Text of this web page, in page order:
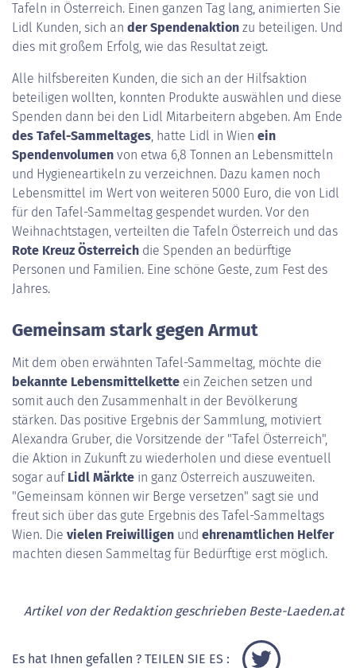
Tafeln in Österreich. Einen ganzen Tag lang, animierten Sie
Lidl Kunden, sich an der Spendenaktion zu beteiligen. Und
dies mit großem Erfolg, wie das Resultat zeigt.
Alle hilfsbereiten Kunden, die sich an der Hilfsaktion
beteiligen wollten, konnten Produkte auswählen und diese
Spenden dann bei den Lidl Mitarbeitern abgeben. Am Ende
des Tafel-Sammeltages, hatte Lidl in Wien ein
Spendenvolumen von etwa 6,8 Tonnen an Lebensmitteln
und Hygieneartikeln zu verzeichnen. Dazu kamen noch
Lebensmittel im Wert von weiteren 5000 Euro, die von Lidl
für den Tafel-Sammeltag gespendet wurden. Vor den
Weihnachtstagen, verteilten die Tafeln Österreich und das
Rote Kreuz Österreich die Spenden an bedürftige
Personen und Familien. Eine schöne Geste, zum Fest des
Jahres.
Gemeinsam stark gegen Armut
Mit dem oben erwähnten Tafel-Sammeltag, möchte die
bekannte Lebensmittelkette ein Zeichen setzen und
somit auch den Zusammenhalt in der Bevölkerung
stärken. Das positive Ergebnis der Sammlung, motiviert
Alexandra Gruber, die Vorsitzende der "Tafel Österreich",
die Aktion in Zukunft zu wiederholen und diese eventuell
sogar auf Lidl Märkte in ganz Österreich auszuweiten.
"Gemeinsam können wir Berge versetzen" sagt sie und
freut sich über das gute Ergebnis des Tafel-Sammeltags
Wien. Die vielen Freiwilligen und ehrenamtlichen Helfer
machten diesen Sammeltag für Bedürftige erst möglich.
Artikel von der Redaktion geschrieben Beste-Laeden.at
Es hat Ihnen gefallen ? TEILEN SIE ES :